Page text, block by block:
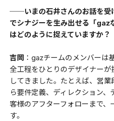
──いまの石井さんのお話を受
でシナジーを生み出せる「gaz
はどのように捉えていますか？
吉岡 ：gazチームのメンバーは
全工程をひとりのデザイナー
してきました。たとえば、営
ら要件定義、ディレクション
客様のアフターフォローまで、
す。